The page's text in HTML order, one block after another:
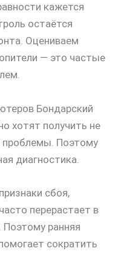
кажется
остаётся
Оцениваем
— это частые
Бондарский
хотят получить не
проблемы. Поэтому
диагностика.
сбоя,
перерастает в
Поэтому ранняя
сократить